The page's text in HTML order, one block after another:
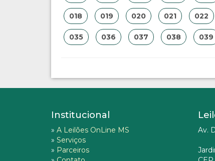
018 019 020 021 022
035 036 037 038 039
Institucional
» A Leilões OnLine MS
» Serviços
» Parceiros
Av.